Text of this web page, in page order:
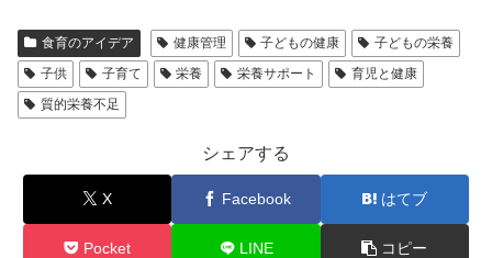
食育のアイデア 健康管理 子どもの健康
子どもの栄養
子供
子育て 栄養 栄養サポート
育児と健康
質的栄養不足
シェアする
X Facebook はてブ
Pocket LINE コピー